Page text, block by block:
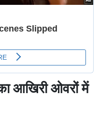
आखिरी ओवरों में